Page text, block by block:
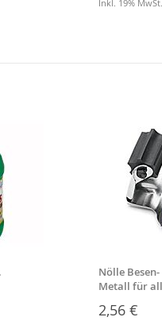
Inkl. 19% MwSt.
Nölle
Metall für
2,56 €